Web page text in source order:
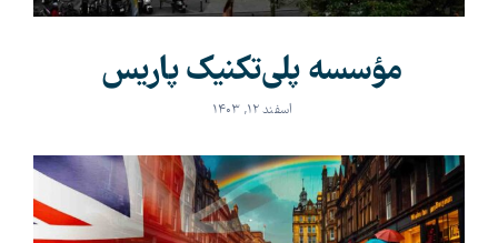
مؤسسه پلی‌تکنیک پاریس
اسفند ۱۲, ۱۴۰۳